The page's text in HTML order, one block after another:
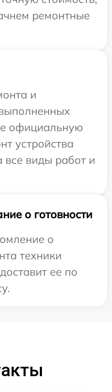
ремонтные
и
официальную
устройства
виды работ и
о готовности
о
техники
ее по